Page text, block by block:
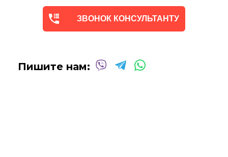
ЗВОНОК КОНСУЛЬТАНТУ
Пишите нам: